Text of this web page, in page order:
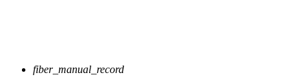
fiber_manual_record